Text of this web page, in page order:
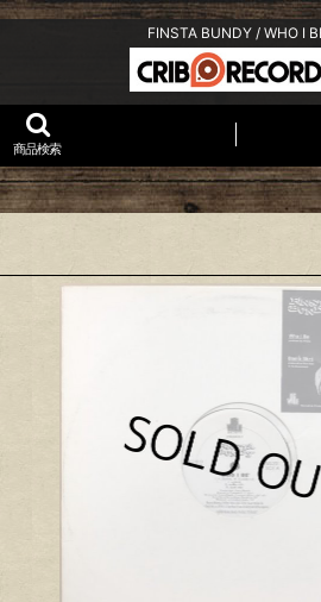
FINSTA BUNDY / WHO I
商品検索